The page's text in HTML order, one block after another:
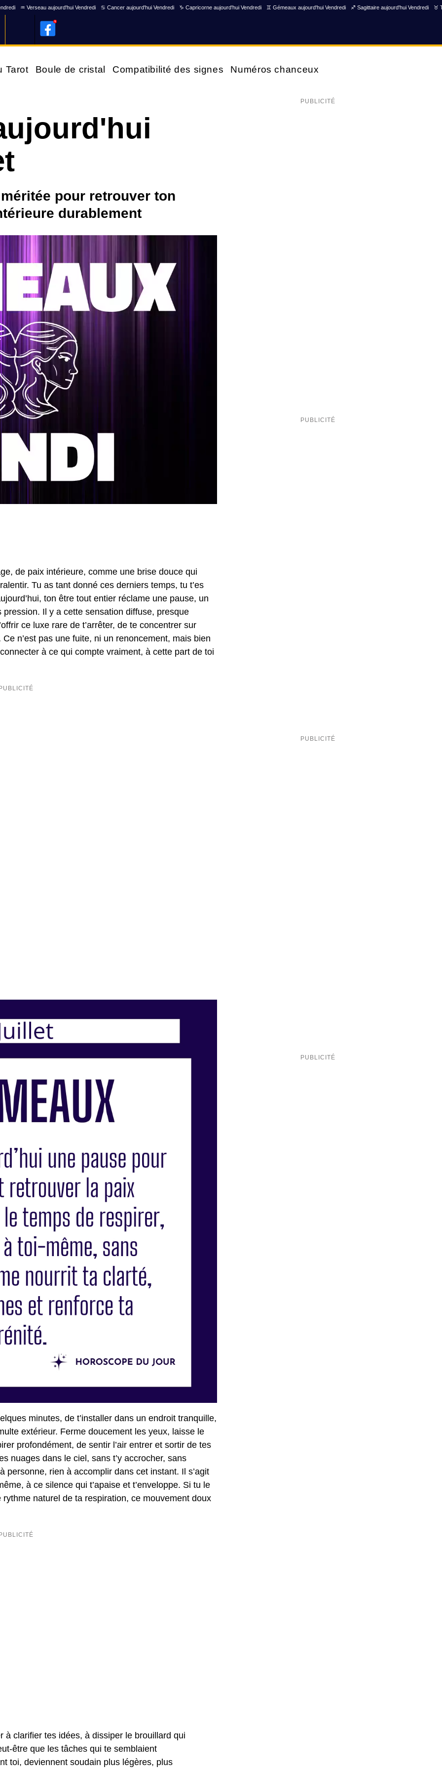
♒ Verseau aujourd'hui Vendredi ♋ Cancer aujourd'hui Vendredi ♑ Capricorne aujourd'hui Vendredi ♊ Gémeaux aujourd'hui Vendredi ♐ Sagittaire aujourd'hui Vendredi ♉
Tarot Boule de cristal Compatibilité des signes Numéros chanceux
pour retrouver ton
durablement
de paix intérieure, comme une brise douce qui
Tu as tant donné ces derniers temps, tu t’es
ton être tout entier réclame une pause, un
Il y a cette sensation diffuse, presque
ce luxe rare de t’arrêter, de te concentrer sur
n’est pas une fuite, ni un renoncement, mais bien
à ce qui compte vraiment, à cette part de toi
minutes, de t’installer dans un endroit tranquille,
extérieur. Ferme doucement les yeux, laisse le
profondément, de sentir l’air entrer et sortir de tes
nuages dans le ciel, sans t’y accrocher, sans
personne, rien à accomplir dans cet instant. Il s’agit
à ce silence qui t’apaise et t’enveloppe. Si tu le
naturel de ta respiration, ce mouvement doux
à clarifier tes idées, à dissiper le brouillard qui
être que les tâches qui te semblaient
toi, deviennent soudain plus légères, plus